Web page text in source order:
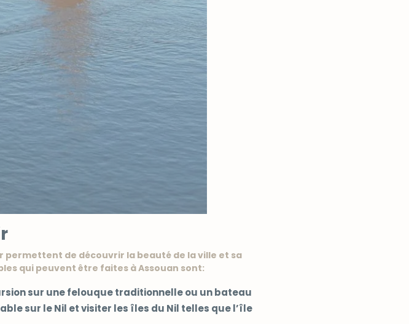
de découvrir la beauté de la ville et sa
qui peuvent être faites à Assouan sont:
sur une felouque traditionnelle ou un bateau
sur le Nil et visiter les îles du Nil telles que l’île